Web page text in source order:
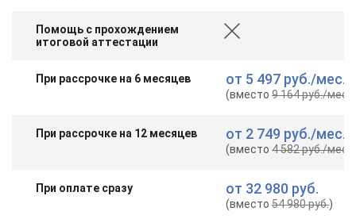
Помощь с прохождением
итоговой аттестации
При рассрочке на 6 месяцев от 5 497 руб./мес.
(вместо9 164 руб./мес.
При рассрочке на 12 месяцев от 2 749 руб./мес.
(вместо4 582 руб./мес.
При оплате сразу от 32 980 руб.
(вместо54 980 руб.)